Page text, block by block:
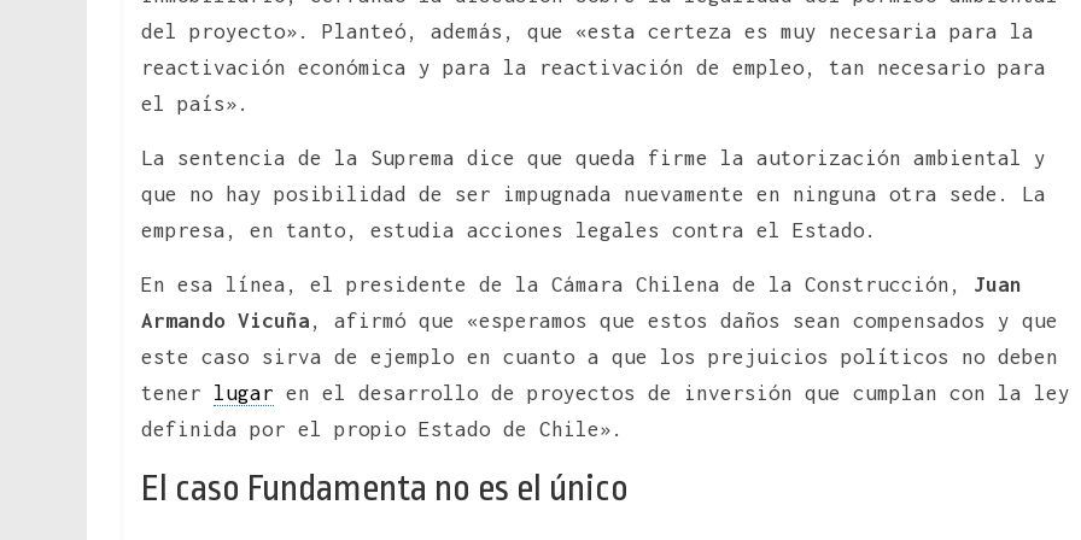
del proyecto». Planteó, además, que «esta certeza es muy necesaria para la
reactivación económica y para la reactivación de empleo, tan necesario para
el país».
La sentencia de la Suprema dice que queda firme la autorización ambiental y
que no hay posibilidad de ser impugnada nuevamente en ninguna otra sede. La
empresa, en tanto, estudia acciones legales contra el Estado.
En esa línea, el presidente de la Cámara Chilena de la Construcción, Juan
Armando Vicuña , afirmó que «esperamos que estos daños sean compensados y que
este caso sirva de ejemplo en cuanto a que los prejuicios políticos no deben
tener lugar en el desarrollo de proyectos de inversión que cumplan con la ley
definida por el propio Estado de Chile».
El caso Fundamenta no es el único